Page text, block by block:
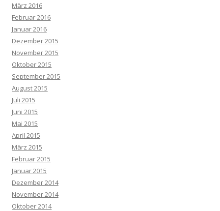
März 2016
Februar 2016
Januar 2016
Dezember 2015
November 2015
Oktober 2015
September 2015
August 2015
Juli 2015
Juni 2015
Mai 2015
April 2015
März 2015
Februar 2015
Januar 2015
Dezember 2014
November 2014
Oktober 2014